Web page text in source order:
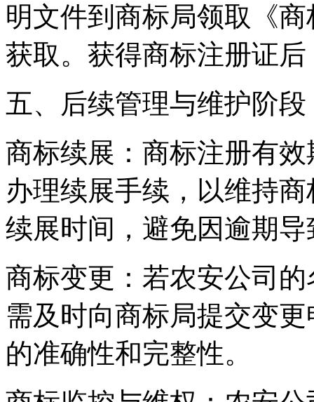
明文件到商标局领取《
获取。获得商标注册证
五、后续管理与维护阶段
商标续展‌：商标注册有
办理续展手续，以维持
续展时间，避免因逾期
商标变更‌：若农安公司
需及时向商标局提交变
的准确性和完整性。